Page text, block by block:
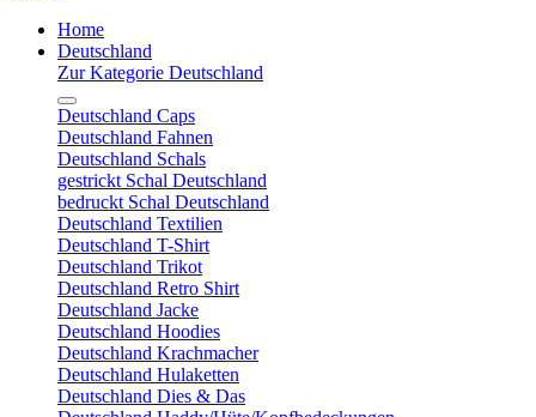
Home
Deutschland
Zur Kategorie Deutschland
Deutschland Caps
Deutschland Fahnen
Deutschland Schals
gestrickt Schal Deutschland
bedruckt Schal Deutschland
Deutschland Textilien
Deutschland T-Shirt
Deutschland Trikot
Deutschland Retro Shirt
Deutschland Jacke
Deutschland Hoodies
Deutschland Krachmacher
Deutschland Hulaketten
Deutschland Dies & Das